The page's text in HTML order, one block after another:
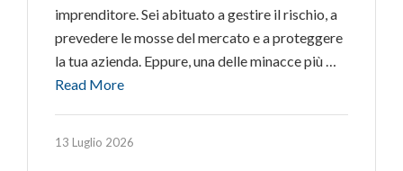
imprenditore. Sei abituato a gestire il rischio, a
prevedere le mosse del mercato e a proteggere
la tua azienda. Eppure, una delle minacce più …
Read More
13 Luglio 2026